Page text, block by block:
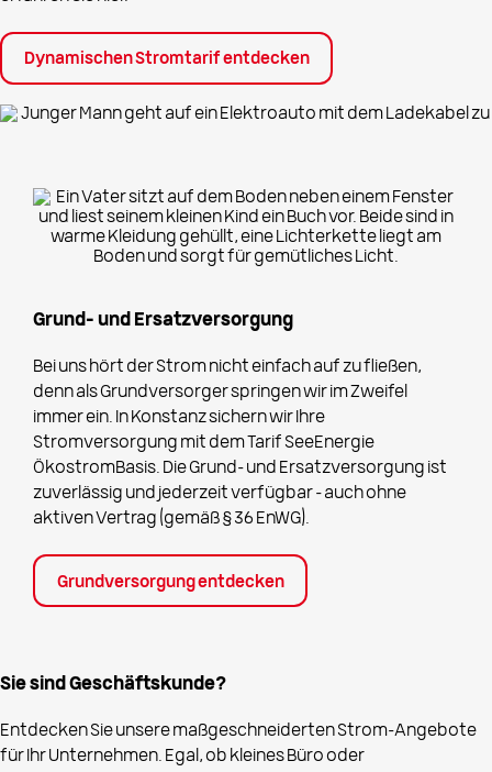
Dynamischen Stromtarif entdecken
Grund- und Ersatzversorgung
Bei uns hört der Strom nicht einfach auf zu fließen,
denn als Grundversorger springen wir im Zweifel
immer ein. In Konstanz sichern wir Ihre
Stromversorgung mit dem Tarif SeeEnergie
ÖkostromBasis. Die Grund- und Ersatzversorgung ist
zuverlässig und jederzeit verfügbar – auch ohne
aktiven Vertrag (gemäß § 36 EnWG).
Grundversorgung entdecken
Sie sind Geschäftskunde?
Entdecken Sie unsere maßgeschneiderten Strom-Angebote
für Ihr Unternehmen. Egal, ob kleines Büro oder